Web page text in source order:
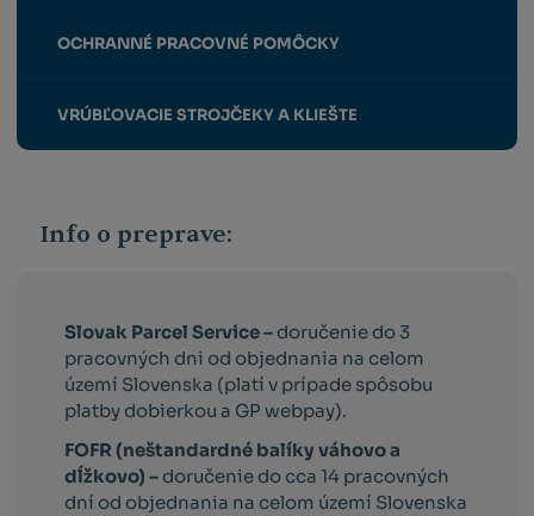
OCHRANNÉ PRACOVNÉ POMÔCKY
VRÚBĽOVACIE STROJČEKY A KLIEŠTE
Info o preprave:
Slovak Parcel Service – doručenie do 3
pracovných dni od objednania na celom
území Slovenska (platí v prípade spôsobu
platby dobierkou a GP webpay).
FOFR (neštandardné balíky váhovo a
dĺžkovo) – doručenie do cca 14 pracovných
dní od objednania na celom území Slovenska